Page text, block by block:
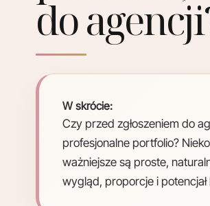
do
W skrócie:
Czy przed zgłoszeniem do
profesjonalne portfolio?
ważniejsze są proste,
wygląd, proporcje i